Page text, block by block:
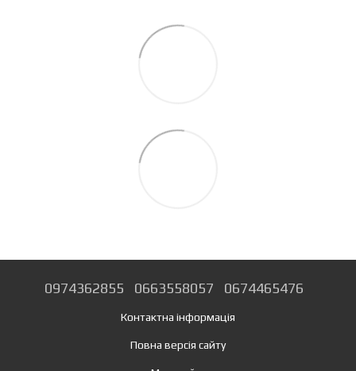
0974362855 0663558057 0674465476
Контактна інформація
Повна версія сайту